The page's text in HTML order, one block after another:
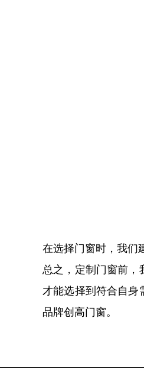
在选择门窗时，我们
总之，定制门窗前，
才能选择到符合自身
品牌创高门窗。